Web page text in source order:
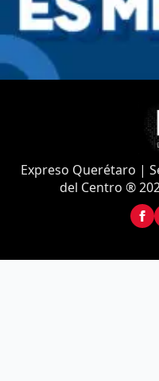
Expreso Querétaro |
del Centro ®